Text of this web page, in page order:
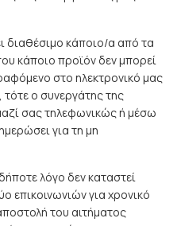
διαθέσιμο κάποιο/α από τα
κάποιο προϊόν δεν μπορεί
στο ηλεκτρονικό μας
ο συνεργάτης της
σας τηλεφωνικώς ή μέσω
για τη μη
λόγο δεν καταστεί
επικοινωνιών για χρονικό
του αιτήματος